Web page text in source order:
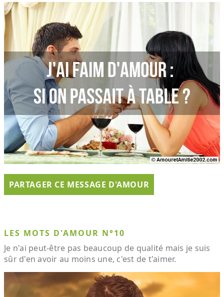
PARTAGER CE MESSAGE D'AMOUR
LES MOTS D'AMOUR N°10
Je n'ai peut-être pas beaucoup de qualité mais je suis
sûr d'en avoir au moins une, c'est de t'aimer.